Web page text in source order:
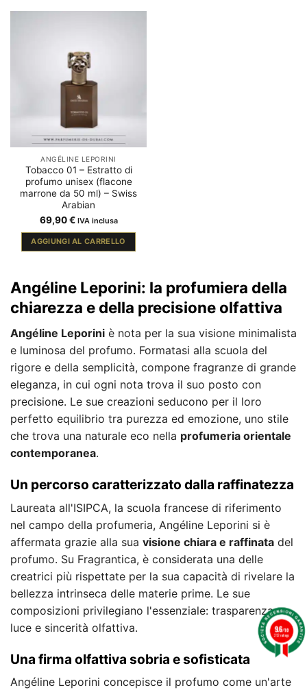
ANGÉLINE LEPORINI
Tobacco 01 – Estratto di
profumo unisex (flacone
marrone da 50 ml) – Swiss
Arabian
69,90€ IVA inclusa
AGGIUNGI AL CARRELLO
Angéline Leporini: la profumiera della
chiarezza e della precisione olfattiva
Angéline Leporini è nota per la sua visione minimalista
e luminosa del profumo. Formatasi alla scuola del
rigore e della semplicità, compone fragranze di grande
eleganza, in cui ogni nota trova il suo posto con
precisione. Le sue creazioni seducono per il loro
perfetto equilibrio tra purezza ed emozione, uno stile
che trova una naturale eco nella profumeria orientale
contemporanea.
Un percorso caratterizzato dalla raffinatezza
Laureata all'ISIPCA, la scuola francese di riferimento
nel campo della profumeria, Angéline Leporini si è
affermata grazie alla sua visione chiara e raffinata del
profumo. Su Fragrantica, è considerata una delle
creatrici più rispettate per la sua capacità di rivelare la
bellezza intrinseca delle materie prime. Le sue
composizioni privilegiano l'essenziale: trasparenza,
luce e sincerità olfattiva.
Una firma olfattiva sobria e sofisticata
Angéline Leporini concepisce il profumo come un'arte
9.6/10
212 ratings